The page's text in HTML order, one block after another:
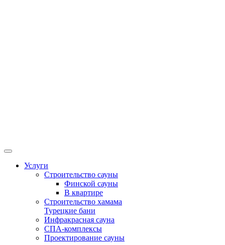
Услуги
Строительство сауны
Финской сауны
В квартире
Строительство хамама
Турецкие бани
Инфракрасная сауна
СПА-комплексы
Проектирование сауны